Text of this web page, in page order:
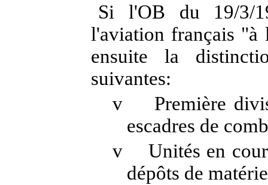
Si l'OB du 19/3/
l'aviation français
ensuite la
suivantes:
v
Première
escadres de
v
Unités en
dépôts de